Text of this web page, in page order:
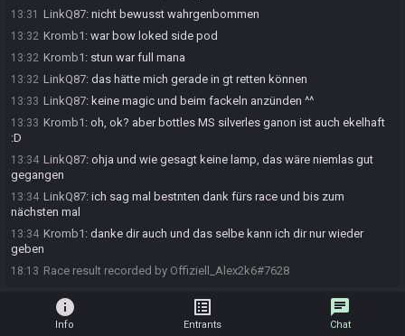
13:31 LinkQ87: nicht bewusst wahrgenbommen
13:32 Kromb1 : war bow loked side pod
13:32 Kromb1 : stun war full mana
13:32 LinkQ87: das hätte mich gerade in gt retten können
13:33 LinkQ87: keine magic und beim fackeln anzünden ^^
13:33 Kromb1 : oh, ok? aber bottles MS silverles ganon ist auch ekelhaft
:D
13:34 LinkQ87: ohja und wie gesagt keine lamp, das wäre niemlas gut
gegangen
13:34 LinkQ87: ich sag mal bestnten dank fürs race und bis zum
nächsten mal
13:34 Kromb1 : danke dir auch und das selbe kann ich dir nur wieder
geben
18:13 Race result recorded by Offiziell_Alex2k6#7628
info
Info
list_alt
Entrants
chat
Chat